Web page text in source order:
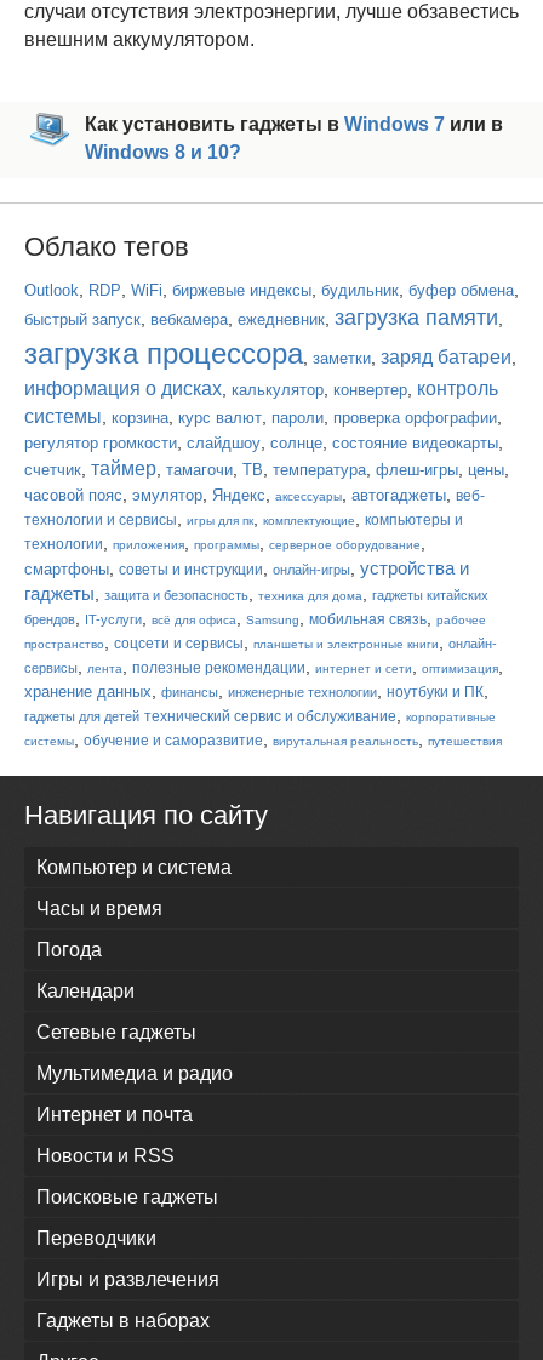
случаи отсутствия электроэнергии, лучше обзавестись
внешним аккумулятором.
Как установить гаджеты в Windows 7 или в
Windows 8 и 10?
Облако тегов
Outlook RDP WiFi биржевые индексы будильник буфер обмена
быстрый запуск вебкамера ежедневник загрузка памяти
загрузка процессора, заметки заряд батареи
информация о дисках калькулятор конвертер контроль
системы корзина курс валют пароли проверка орфографии
регулятор громкости слайдшоу солнце состояние видеокарты
счетчик таймер тамагочи ТВ температура флеш-игры цены
часовой пояс эмулятор Яндекс аксессуары автогаджеты веб-
технологии и сервисы
игры для пк комплектующие
компьютеры и
технологии
приложения программы серверное оборудование
смартфоны советы и инструкции онлайн-игры
устройства и
гаджеты
защита и безопасность техника для дома
гаджеты китайских
брендов
IT-услуги всё для офиса Samsung мобильная связь
рабочее
пространство
соцсети и сервисы планшеты и электронные книги
онлайн-
сервисы
лента полезные рекомендации интернет и сети оптимизация
хранение данных финансы инженерные технологии ноутбуки и ПК
гаджеты для детей технический сервис и обслуживание
корпоративные
системы
обучение и саморазвитие вирутальная реальность путешествия
Навигация по сайту
Компьютер и система
Часы и время
Погода
Календари
Сетевые гаджеты
Мультимедиа и радио
Интернет и почта
Новости и RSS
Поисковые гаджеты
Переводчики
Игры и развлечения
Гаджеты в наборах